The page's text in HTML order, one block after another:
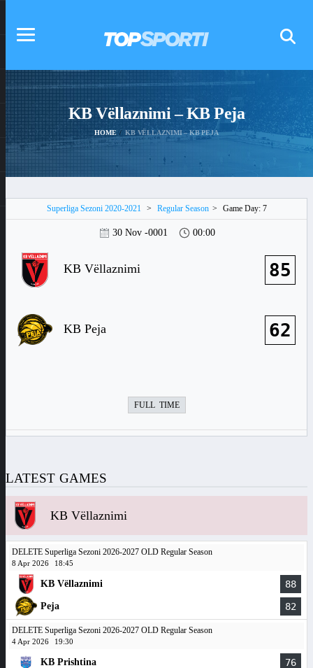
KB Vëllaznimi – KB Peja
HOME KB VËLLAZNIMI – KB PEJA
Superliga Sezoni 2020-2021 > Regular Season > Game Day: 7
30 Nov -0001 00:00
KB Vëllaznimi 85
KB Peja 62
FULL TIME
LATEST GAMES
KB Vëllaznimi
DELETE Superliga Sezoni 2026-2027 OLD Regular Season
8 Apr 2026 18:45
KB Vëllaznimi 88
Peja 82
DELETE Superliga Sezoni 2026-2027 OLD Regular Season
4 Apr 2026 19:30
KB Prishtina 76